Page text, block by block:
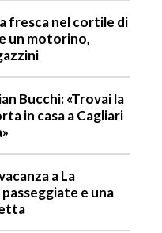
fresca nel cortile di
un motorino,
Bucchi: «Trovai la
in casa a Cagliari
a La
e una